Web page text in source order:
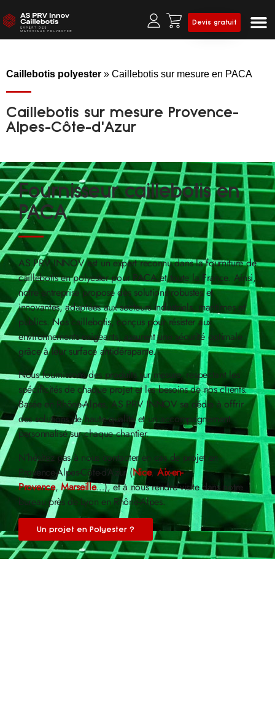
Devis gratuit
Caillebotis polyester » Caillebotis sur mesure en PACA
Caillebotis sur mesure Provence-
Alpes-Côte-d'Azur
Fournisseur caillebotis en
PACA
AS PRV INNOV est un expert reconnu dans la fourniture de
caillebotis en polyester pour PACA et toute la France. Ainsi,
notre entreprise propose des solutions robustes et
innovantes, adaptées aux secteurs industriels, maritimes et
publics. Nos caillebotis, conçus pour résister aux
environnements exigeants, assurent une sécurité optimale
grâce à leur surface antidérapante.
Nous fournissons des produits sur mesure, respectant les
spécificités de chaque projet et les besoins de nos clients.
Basée en Rhône-Alpes, AS PRV INNOV se dédie à offrir
des solutions de haute qualité et un accompagnement
personnalisé sur chaque chantier.
N’hésitez pas à nous contacter en cas de projet en
Provence-Alpes-Côte-d’Azur (Nice,Aix-en-
Provence,Marseille…), et à nous rendre visite dans notre
bureau près de Lyon en Rhône-Alpes.
Un projet en Polyester ?